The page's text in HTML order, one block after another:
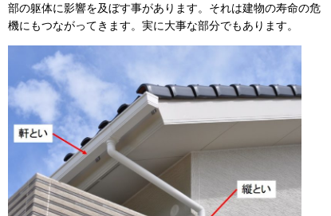
部の躯体に影響を及ぼす事があります。それは建物の寿命の危
機にもつながってきます。実に大事な部分でもあります。